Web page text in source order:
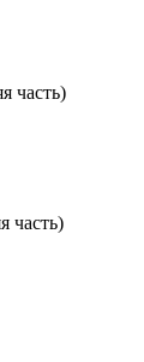
часть)
часть)